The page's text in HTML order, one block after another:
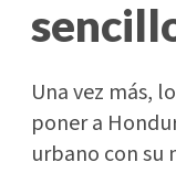
Una vez más,
poner a
urbano con su